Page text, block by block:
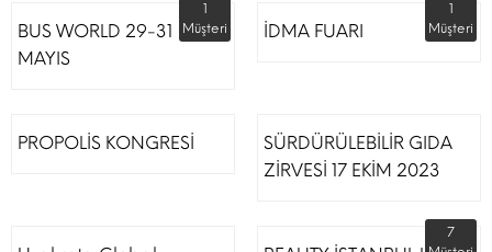
BUS WORLD 29-31
MAYIS
1
Müşteri
İDMA FUARI
1
Müşteri
PROPOLİS KONGRESİ
SÜRDÜRÜLEBİLİR GIDA
ZİRVESİ 17 EKİM 2023
7